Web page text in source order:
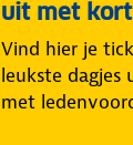
uit met
Vind hier je
leukste dagjes
met